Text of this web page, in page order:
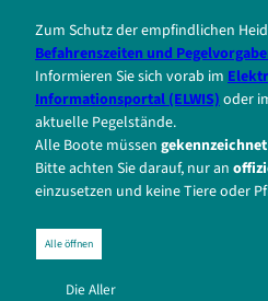
Zum Schutz der empfindlichen
Befahrenszeiten und
Informieren Sie sich vorab im
Informationsportal (ELWIS)oder
aktuelle Pegelstände.
Alle Boote müssen gekennzeichnet
Bitte achten Sie darauf, nur an
einzusetzen und keine Tiere oder
Alle öffnen
Die Aller